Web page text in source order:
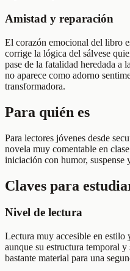
Amistad y reparación
El corazón emocional del libro
corrige la lógica del sálvese
pase de la fatalidad heredada a
no aparece como adorno
transformadora.
Para quién es
Para lectores jóvenes desde
novela muy comentable en
iniciación con humor, suspense
Claves para
Nivel de lectura
Lectura muy accesible en estilo
aunque su estructura temporal
bastante material para una